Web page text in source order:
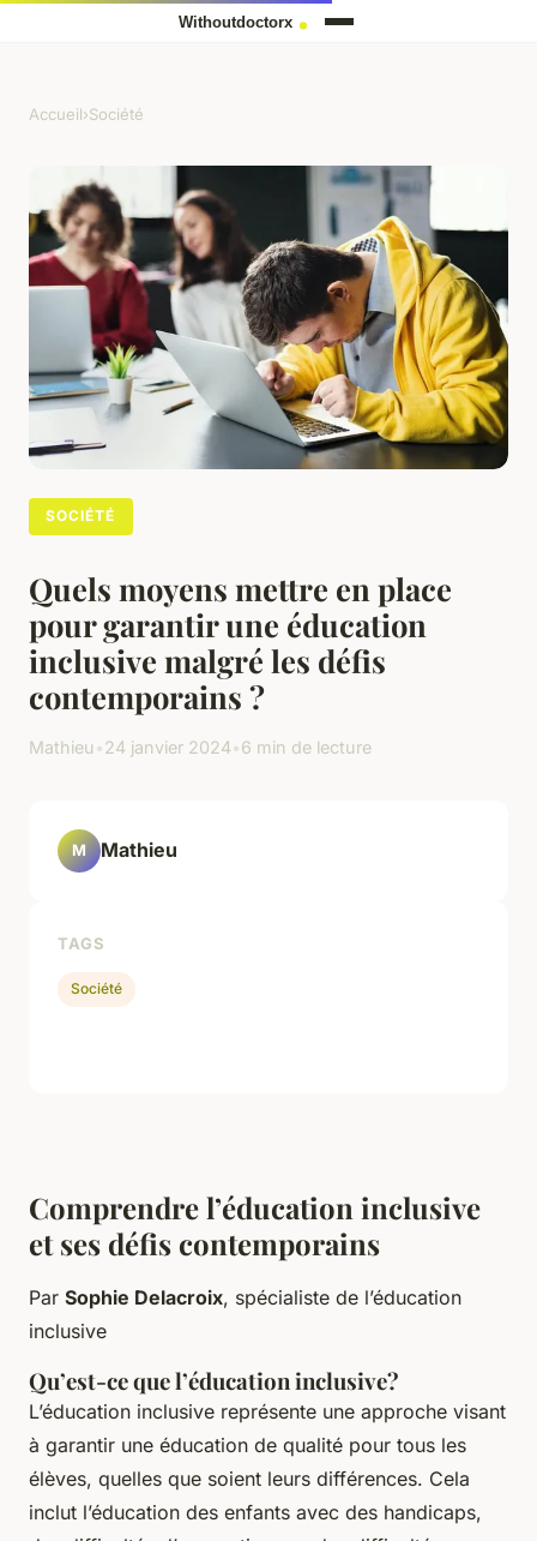
Accueil›Société
SOCIÉTÉ
Quels moyens mettre en place
pour garantir une éducation
inclusive malgré les défis
contemporains ?
Mathieu•24 janvier 2024•6 min de lecture
Comprendre l’éducation inclusive
et ses défis contemporains
Par Sophie Delacroix, spécialiste de l’éducation
inclusive
Qu’est-ce que l’éducation inclusive?
L’éducation inclusive représente une approche visant
à garantir une éducation de qualité pour tous les
élèves, quelles que soient leurs différences. Cela
inclut l’éducation des enfants avec des handicaps,
M Mathieu
TAGS
Société